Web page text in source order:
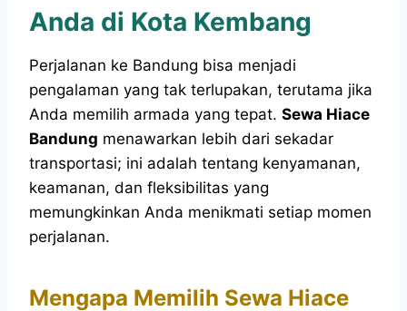
Anda di Kota Kembang
Perjalanan ke Bandung bisa menjadi
pengalaman yang tak terlupakan, terutama jika
Anda memilih armada yang tepat. Sewa Hiace
Bandung menawarkan lebih dari sekadar
transportasi; ini adalah tentang kenyamanan,
keamanan, dan fleksibilitas yang
memungkinkan Anda menikmati setiap momen
perjalanan.
Mengapa Memilih Sewa Hiace